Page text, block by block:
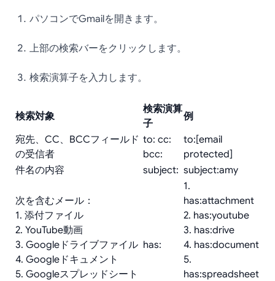
パソコンでGmailを開きます。
上部の検索バーをクリックします。
検索演算子を入力します。
検索対象
検索演算
子
例
宛先、CC、BCCフィールド
の受信者
to: cc:
bcc:
to:[email
protected]
件名の内容
subject: subject:amy
次を含むメール：
1. 添付ファイル
2. YouTube動画
3. Googleドライブファイル
4. Googleドキュメント
5. Googleスプレッドシート
has:
1.
has:attachment
2. has:youtube
3. has:drive
4. has:document
5.
has:spreadsheet